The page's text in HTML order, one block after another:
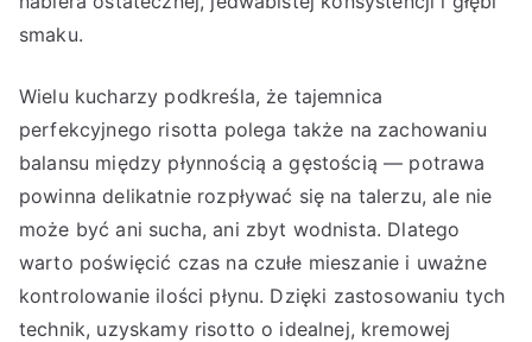
smaku.
Wielu kucharzy podkreśla, że tajemnica
perfekcyjnego risotta polega także na zachowaniu
balansu między płynnością a gęstością — potrawa
powinna delikatnie rozpływać się na talerzu, ale nie
może być ani sucha, ani zbyt wodnista. Dlatego
warto poświęcić czas na czułe mieszanie i uważne
kontrolowanie ilości płynu. Dzięki zastosowaniu tych
technik, uzyskamy risotto o idealnej, kremowej